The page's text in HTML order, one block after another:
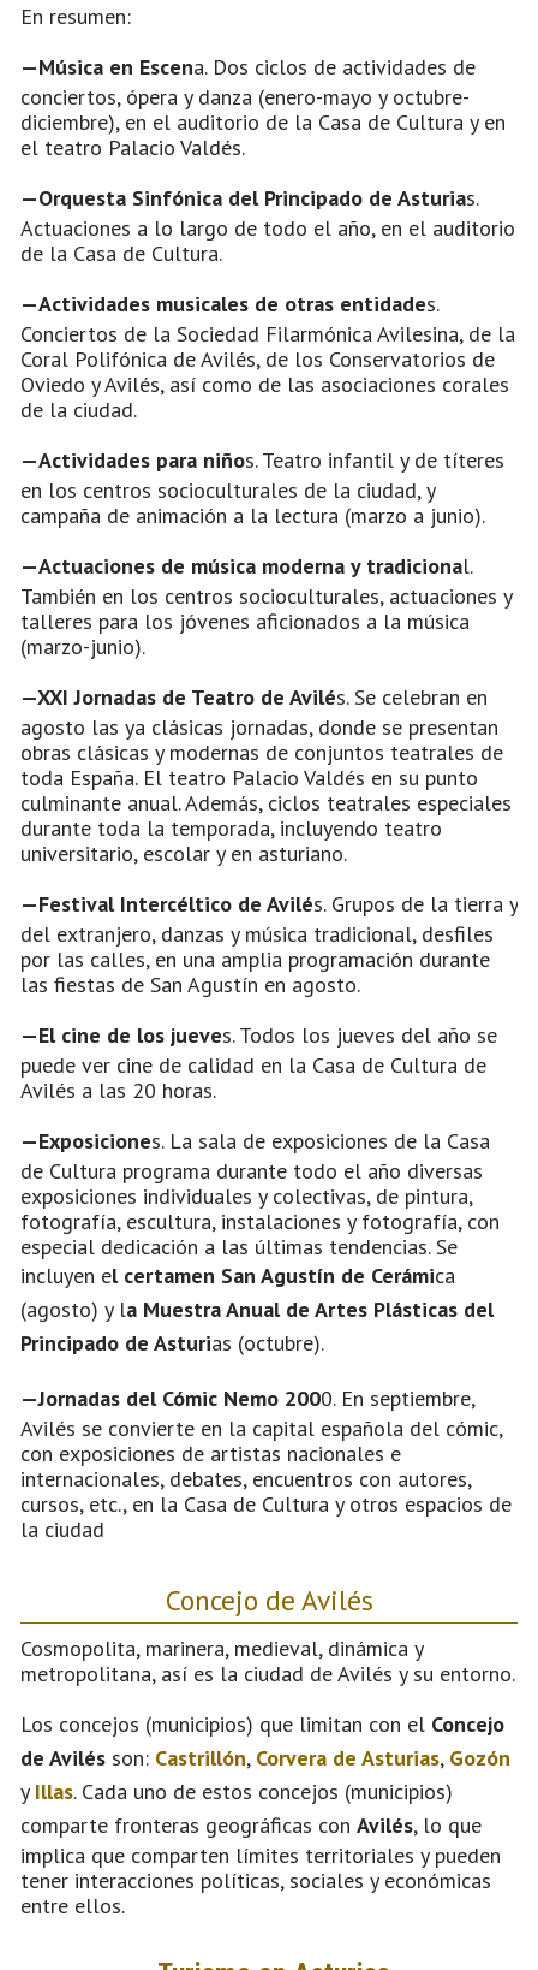
En resumen:
—Música en Escena. Dos ciclos de actividades de
conciertos, ópera y danza (enero-mayo y octubre-
diciembre), en el auditorio de la Casa de Cultura y en
el teatro Palacio Valdés.
—Orquesta Sinfónica del Principado de Asturias.
Actuaciones a lo largo de todo el año, en el auditorio
de la Casa de Cultura.
—Actividades musicales de otras entidades.
Conciertos de la Sociedad Filarmónica Avilesina, de la
Coral Polifónica de Avilés, de los Conservatorios de
Oviedo y Avilés, así como de las asociaciones corales
de la ciudad.
—Actividades para niños. Teatro infantil y de títeres
en los centros socioculturales de la ciudad, y
campaña de animación a la lectura (marzo a junio).
—Actuaciones de música moderna y tradicional.
También en los centros socioculturales, actuaciones y
talleres para los jóvenes aficionados a la música
(marzo-junio).
—XXI Jornadas de Teatro de Avilés. Se celebran en
agosto las ya clásicas jornadas, donde se presentan
obras clásicas y modernas de conjuntos teatrales de
toda España. El teatro Palacio Valdés en su punto
culminante anual. Además, ciclos teatrales especiales
durante toda la temporada, incluyendo teatro
universitario, escolar y en asturiano.
—Festival Intercéltico de Avilés. Grupos de la tierra y
del extranjero, danzas y música tradicional, desfiles
por las calles, en una amplia programación durante
las fiestas de San Agustín en agosto.
—El cine de los jueves. Todos los jueves del año se
puede ver cine de calidad en la Casa de Cultura de
Avilés a las 20 horas.
—Exposiciones. La sala de exposiciones de la Casa
de Cultura programa durante todo el año diversas
exposiciones individuales y colectivas, de pintura,
fotografía, escultura, instalaciones y fotografía, con
especial dedicación a las últimas tendencias. Se
incluyen el certamen San Agustín de Cerámica
(agosto) y la Muestra Anual de Artes Plásticas del
Principado de Asturias (octubre).
—Jornadas del Cómic Nemo 2000. En septiembre,
Avilés se convierte en la capital española del cómic,
con exposiciones de artistas nacionales e
internacionales, debates, encuentros con autores,
cursos, etc., en la Casa de Cultura y otros espacios de
la ciudad
Concejo de Avilés
Cosmopolita, marinera, medieval, dinámica y
metropolitana, así es la ciudad de Avilés y su entorno.
Los concejos (municipios) que limitan con el Concejo
de Avilés son: Castrillón, Corvera de Asturias, Gozón
y Illas. Cada uno de estos concejos (municipios)
comparte fronteras geográficas con Avilés, lo que
implica que comparten límites territoriales y pueden
tener interacciones políticas, sociales y económicas
entre ellos.